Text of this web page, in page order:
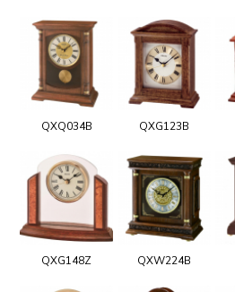
QXQ034B QXG123B
QXG148Z QXW224B